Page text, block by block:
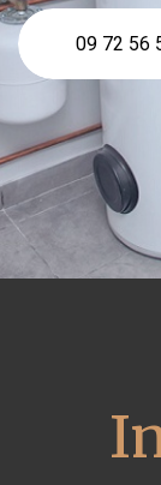
09 72 56